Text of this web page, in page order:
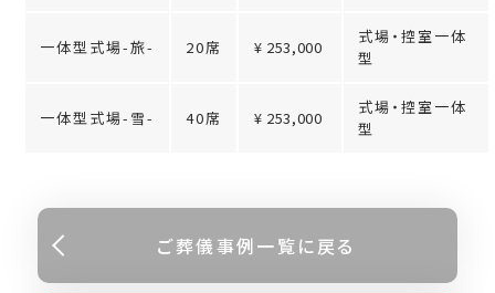
一体型式場-旅- 20席 ¥ 253,000
式場・控室一体
型
一体型式場-雪- 40席 ¥ 253,000
式場・控室一体
型
ご葬儀事例⼀覧に戻る